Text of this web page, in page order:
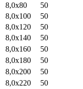
8,0х80
50
8,0х100
50
8,0х120
50
8,0х140
50
8,0х160
50
8,0х180
50
8,0х200
50
8,0х220
50